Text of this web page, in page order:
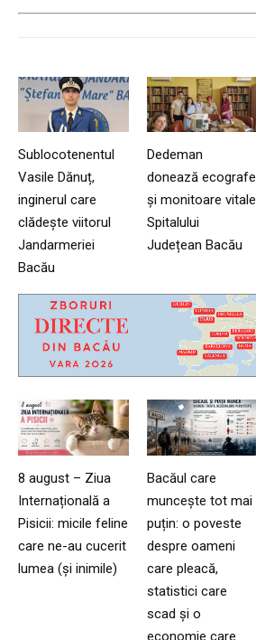
Sublocotenentul
Vasile Dănuț,
inginerul care
clădește viitorul
Jandarmeriei
Bacău
Dedeman
donează ecografe
și monitoare vitale
Spitalului
Județean Bacău
8 august – Ziua
Internațională a
Pisicii: micile feline
care ne-au cucerit
lumea (și inimile)
Bacăul care
muncește tot mai
puțin: o poveste
despre oameni
care pleacă,
statistici care
scad și o
economie care